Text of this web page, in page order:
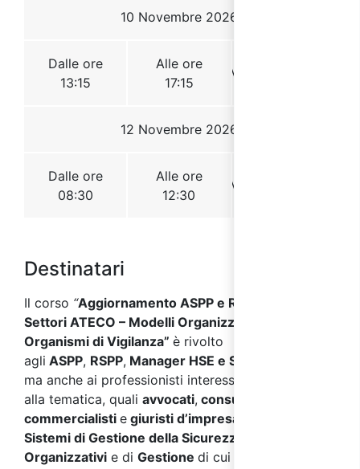
Destinatari
Il corso “Aggiornamento ASPP e RSPP – Tutti
Settori ATECO – Modelli Organizzativi e
Organismi di Vigilanza” è rivolto
agli ASPP, RSPP, Manager HSE e Specialista HSE
ma anche ai professionisti interessati a vario titolo
alla tematica, quali avvocati, consulenti
commercialisti e giuristi d’impresa
Sistemi di Gestione della Sicurezza
Organizzativi e di Gestione di cui al